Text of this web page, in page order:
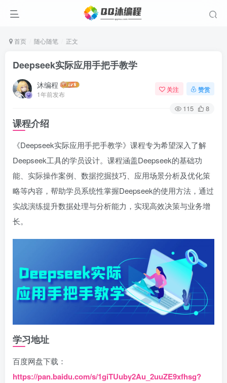
首页 随心随笔 正文
Deepseek实际应用手把手教学
沐编程
1年前发布
关注 赞赏
115 8
课程介绍
《Deepseek实际应用手把手教学》课程专为希望深入了解
Deepseek工具的学员设计。课程涵盖Deepseek的基础功
能、实际操作案例、数据挖掘技巧、应用场景分析及优化策
略等内容，帮助学员系统性掌握Deepseek的使用方法，通过
实战演练提升数据处理与分析能力，实现高效决策与业务增
长。
学习地址
百度网盘下载：
https://pan.baidu.com/s/1giTUuby2Au_2uuZE9xfhsg?